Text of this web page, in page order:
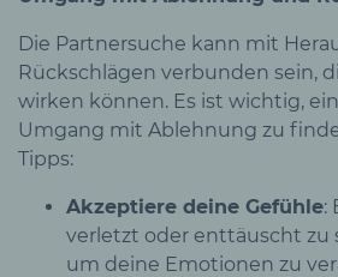
Die Partnersuche kann mit
Rückschlägen verbunden sein,
wirken können. Es ist wichtig,
Umgang mit Ablehnung zu
Tipps:
Akzeptiere deine Gefühle:
verletzt oder enttäuscht zu
um deine Emotionen zu